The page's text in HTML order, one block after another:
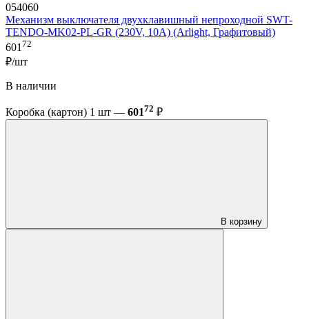
054060
Механизм выключателя двухклавишный непроходной SWT-
TENDO-MK02-PL-GR (230V, 10A) (Arlight, Графитовый)
601 72
₽/шт
В наличии
Коробка (картон) 1 шт — 60172 ₽
В корзину